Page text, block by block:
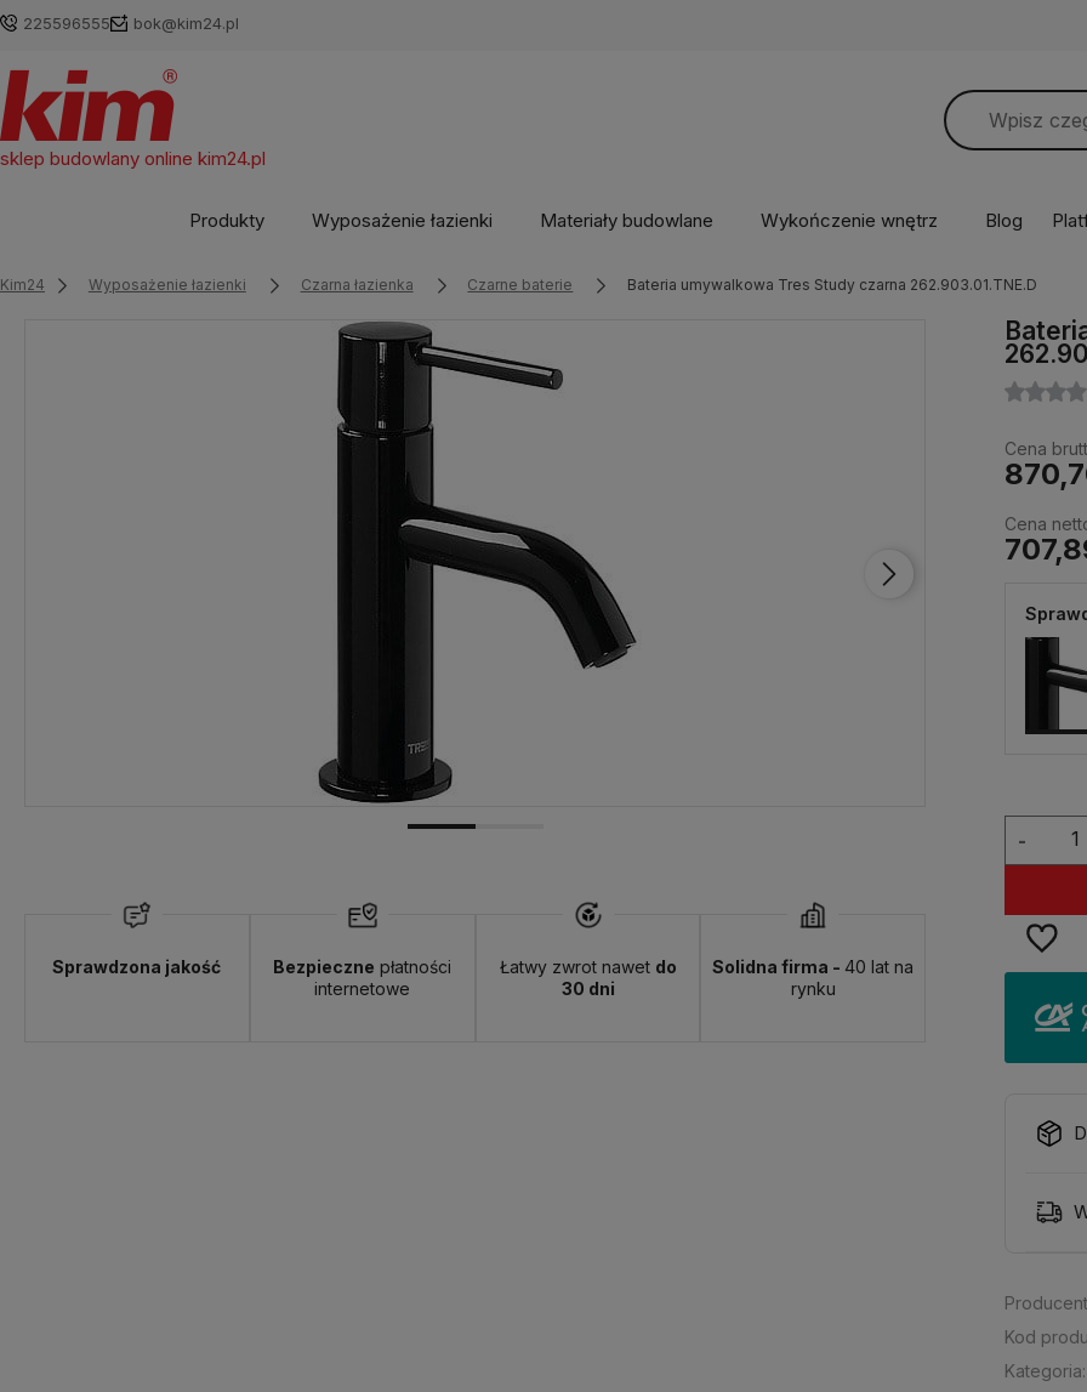
225596555 bok@kim24.pl
sklep budowlany online kim24.pl
Produkty Wyposażenie łazienki Materiały budowlane Wykończenie wnętrz Blog
Kim24 Wyposażenie łazienki Czarna łazienka Czarne baterie Bateria umywalkowa Tres Study czarna 262.903.01.TNE.D
Sprawdzona jakość Bezpieczne płatności
internetowe
Łatwy zwrot nawet do
30 dni
Solidna firma -40 lat na
rynku
Cena
Cena
-
Kod
Kategoria: